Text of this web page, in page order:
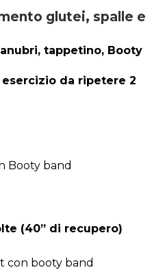
glutei, spalle e
tappetino, Booty
da ripetere 2
Booty band
(40” di recupero)
con booty band